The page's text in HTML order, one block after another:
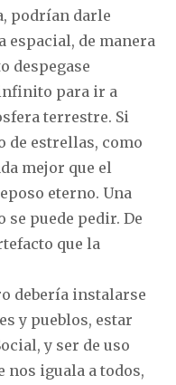
podrían darle
espacial, de manera
despegase
para ir a
terrestre. Si
de estrellas, como
mejor que el
eterno. Una
puede pedir. De
que la
debería instalarse
y pueblos, estar
y ser de uso
nos iguala a todos,